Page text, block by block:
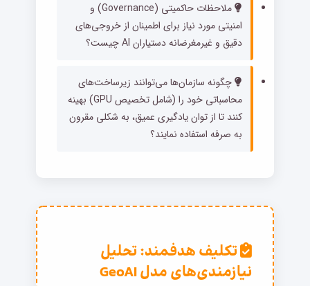
ملاحظات حاکمیتی (Governance) و
امنیتی مورد نیاز برای اطمینان از خروجی‌های
دقیق و غیرمغرضانه دستیاران AI چیست؟
چگونه سازمان‌ها می‌توانند زیرساخت‌های
محاسباتی خود را (شامل تخصیص GPU) بهینه
کنند تا از توان یادگیری عمیق، به شکلی مقرون
به صرفه استفاده نمایند؟
تکلیف هدفمند: تحلیل
نیازمندی‌های مدل GeoAI